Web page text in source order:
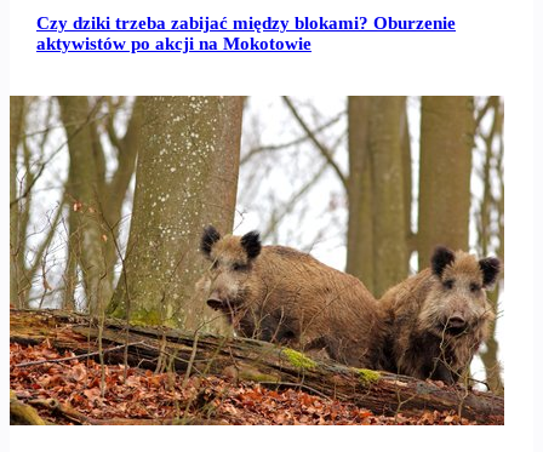
Czy dziki trzeba zabijać między blokami? Oburzenie
aktywistów po akcji na Mokotowie